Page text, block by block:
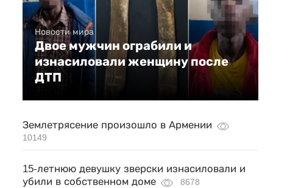
Новости мира
Двое мужчин ограбили и
изнасиловали женщину после
ДТП
Землетрясение произошло в Армении
10149
15-летнюю девушку зверски изнасиловали и
убили в собственном доме
8678